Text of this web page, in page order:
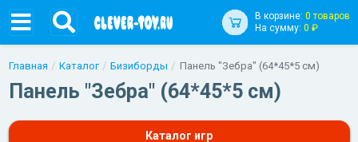
В корзине: 0 товаров
На сумму: 0 ₽
Главная Каталог Бизиборды Панель "Зебра" (64*45*5 см)
Панель "Зебра" (64*45*5 см)
Каталог игр